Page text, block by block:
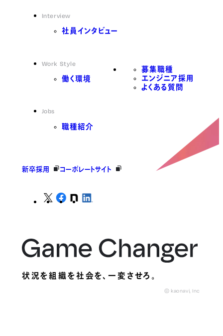
Interview
社員インタビュー
Work Style
働く環境
Jobs
職種紹介
募集職種
エンジニア採用
よくある質問
新卒採用 コーポレートサイト
状況を組織を社会を、一変させろ。
© kaonavi, Inc